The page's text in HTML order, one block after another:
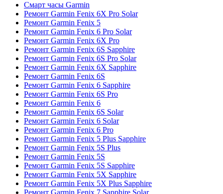
Смарт часы Garmin
Ремонт Garmin Fenix 6X Pro Solar
Ремонт Garmin Fenix 5
Ремонт Garmin Fenix 6 Pro Solar
Ремонт Garmin Fenix 6X Pro
Ремонт Garmin Fenix 6S Sapphire
Ремонт Garmin Fenix 6S Pro Solar
Ремонт Garmin Fenix 6X Sapphire
Ремонт Garmin Fenix 6S
Ремонт Garmin Fenix 6 Sapphire
Ремонт Garmin Fenix 6S Pro
Ремонт Garmin Fenix 6
Ремонт Garmin Fenix 6S Solar
Ремонт Garmin Fenix 6 Solar
Ремонт Garmin Fenix 6 Pro
Ремонт Garmin Fenix 5 Plus Sapphire
Ремонт Garmin Fenix 5S Plus
Ремонт Garmin Fenix 5S
Ремонт Garmin Fenix 5S Sapphire
Ремонт Garmin Fenix 5X Sapphire
Ремонт Garmin Fenix 5X Plus Sapphire
Ремонт Garmin Fenix 7 Sapphire Solar